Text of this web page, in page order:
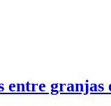
entre granjas